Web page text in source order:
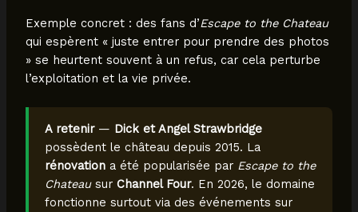
Exemple concret : des fans d’Escape to the Chateau
qui espèrent « juste entrer pour prendre des photos
» se heurtent souvent à un refus, car cela perturbe
l’exploitation et la vie privée.
A retenir— Dick et Angel Strawbridge
possèdent le château depuis 2015. La
rénovationa été popularisée par Escape to the
Chateausur Channel Four. En 2026, le domaine
fonctionne surtout via des événements sur